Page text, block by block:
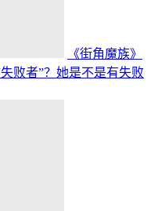
《街角魔族》
败者”？她是不是有失败